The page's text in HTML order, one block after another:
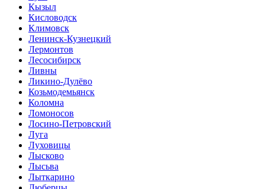
Кызыл
Кисловодск
Климовск
Ленинск-Кузнецкий
Лермонтов
Лесосибирск
Ливны
Ликино-Дулёво
Козьмодемьянск
Коломна
Ломоносов
Лосино-Петровский
Луга
Луховицы
Лысково
Лысьва
Лыткарино